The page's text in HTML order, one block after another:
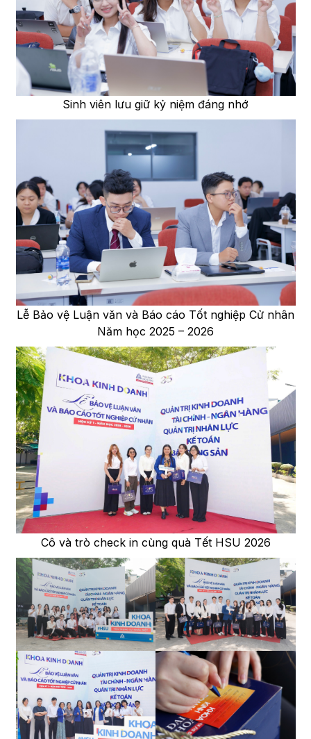
Sinh viên lưu giữ kỷ niệm đáng nhớ
Lễ Bảo vệ Luận văn và Báo cáo Tốt nghiệp Cử nhân
Năm học 2025 – 2026
Cô và trò check in cùng quà Tết HSU 2026